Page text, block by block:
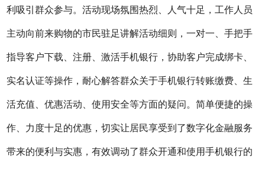
利吸引群众参与。活动现场氛围热烈、人气十足，工作人员
主动向前来购物的市民驻足讲解活动细则，一对一、手把手
指导客户下载、注册、激活手机银行，协助客户完成绑卡、
实名认证等操作，耐心解答群众关于手机银行转账缴费、生
活充值、优惠活动、使用安全等方面的疑问。简单便捷的操
作、力度十足的优惠，切实让居民享受到了数字化金融服务
带来的便利与实惠，有效调动了群众开通和使用手机银行的